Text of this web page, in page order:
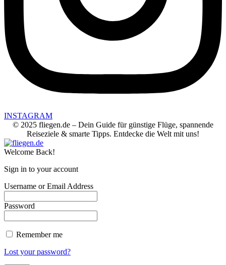
INSTAGRAM
© 2025 fliegen.de – Dein Guide für günstige Flüge, spannende
Reiseziele & smarte Tipps. Entdecke die Welt mit uns!
Welcome Back!
Sign in to your account
Username or Email Address
Password
Remember me
Lost your password?